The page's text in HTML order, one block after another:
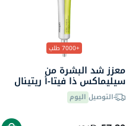
+7000 طلب
معزز شد البشرة من
سيليماكس ذا فيتا-أ ريتينال
شوت، 15 مل
التوصيل اليوم